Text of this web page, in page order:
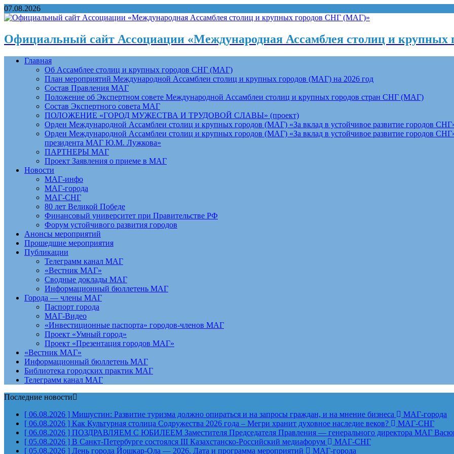
07.08.2026
Официальный сайт Ассоциации «Международная Ассамблея столиц и
Главная
Об Ассамблее столиц и крупных городов СНГ (МАГ)
План мероприятий Международной Ассамблеи столиц и крупных городов (МАГ) на 2026 год
Состав Правления МАГ
Положение об Экспертном совете Международной Ассамблеи столиц и крупных городов стран СНГ (МАГ)
Состав Экспертного совета МАГ
ПОЛОЖЕНИЕ «ГОРОД МУЖЕСТВА И ТРУДОВОЙ СЛАВЫ» (проект)
Орден Международной Ассамблеи столиц и крупных городов (МАГ) «За вклад в устойчивое развитие городов
Орден Международной Ассамблеи столиц и крупных городов (МАГ) «За вклад в устойчивое развитие городов
президента МАГ Ю.М. Лужкова»
ПАРТНЕРЫ МАГ
Проект Заявления о приеме в МАГ
Новости
МАГ-инфо
МАГ-города
МАГ-СНГ
80 лет Великой Победе
Финансовый университет при Правительстве РФ
Форум устойчивого развития городов
Анонсы мероприятий
Прошедшие мероприятия
Публикации
Телеграмм канал МАГ
«Вестник МАГ»
Сводные доклады МАГ
Информационный бюллетень МАГ
Города — члены МАГ
Паспорт города
МАГ-Видео
«Инвестиционные паспорта» городов-членов МАГ
Проект «Умный город»
Проект «Презентация городов МАГ»
«Вестник МАГ»
Информационный бюллетень МАГ
Библиотека городских практик МАГ
Телеграмм канал МАГ
Последние новости
[ 06.08.2026 ] Мишустин: Развитие туризма должно опираться и на запросы граждан, и на мнение бизнеса
МАГ-города
[ 06.08.2026 ] Как Культурная столица Содружества 2026 года – Мегри хранит духовное наследие веков?
МАГ-СНГ
[ 06.08.2026 ] ПОЗДРАВЛЯЕМ С ЮБИЛЕЕМ Заместителя Председателя Правления — генерального директора МАГ
[ 05.08.2026 ] В Санкт-Петербурге состоялся III Казахстанско-Российский медиафорум
МАГ-СНГ
[ 05.08.2026 ] День города Йошкар-Ола — 2026. Дата и программа мероприятий
МАГ-города